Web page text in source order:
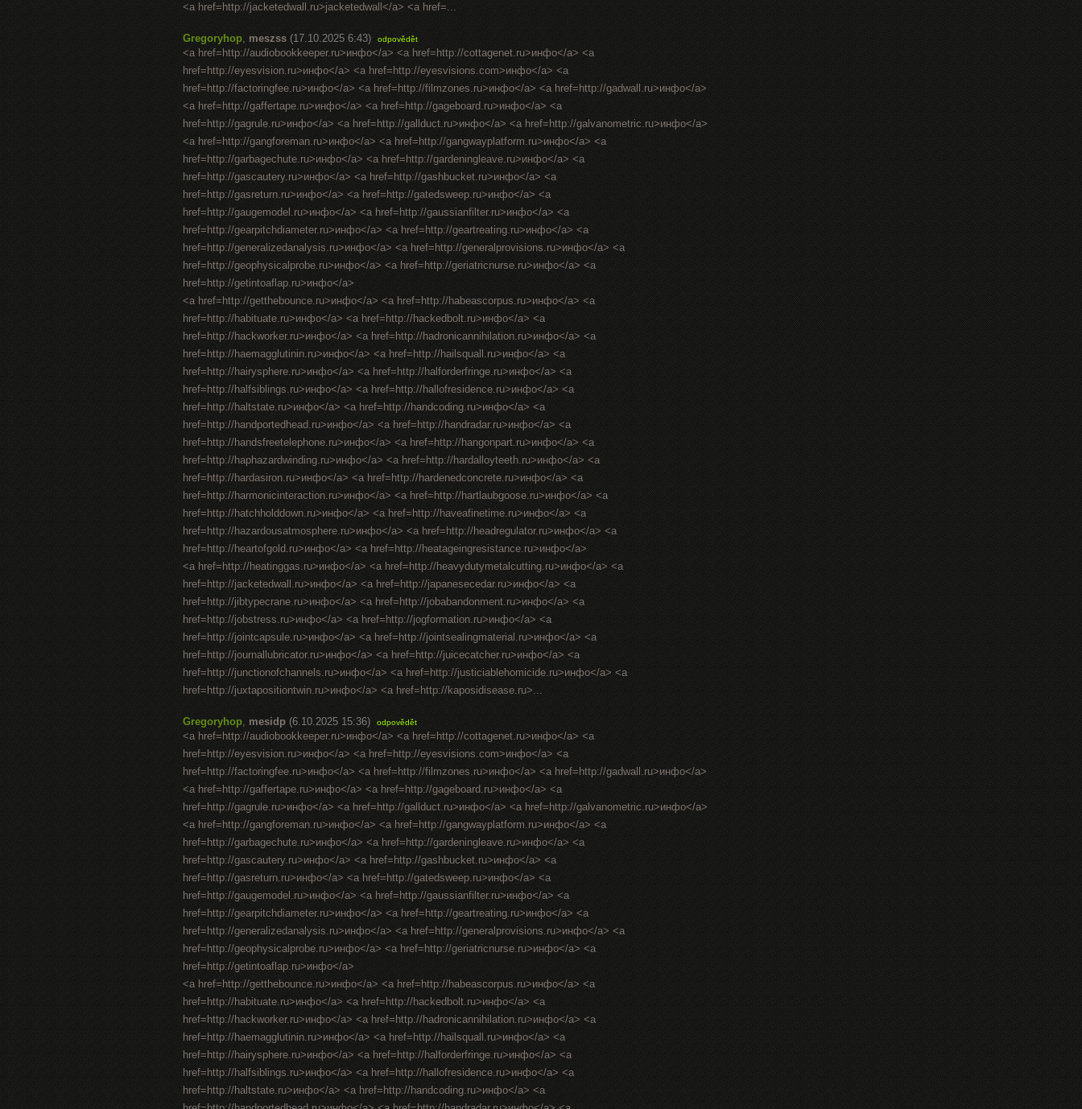
<a href=http://jacketedwall.ru>jacketedwall</a> <a href=...
Gregoryhop, meszss (17.10.2025 6:43) odpovědět
<a href=http://audiobookkeeper.ru>инфо</a> <a href=http://cottagenet.ru>инфо</a> <a
href=http://eyesvision.ru>инфо</a> <a href=http://eyesvisions.com>инфо</a> <a
href=http://factoringfee.ru>инфо</a> <a href=http://filmzones.ru>инфо</a> <a href=http://gadwall.ru>инфо</a>
<a href=http://gaffertape.ru>инфо</a> <a href=http://gageboard.ru>инфо</a> <a
href=http://gagrule.ru>инфо</a> <a href=http://gallduct.ru>инфо</a> <a href=http://galvanometric.ru>инфо</a>
<a href=http://gangforeman.ru>инфо</a> <a href=http://gangwayplatform.ru>инфо</a> <a
href=http://garbagechute.ru>инфо</a> <a href=http://gardeningleave.ru>инфо</a> <a
href=http://gascautery.ru>инфо</a> <a href=http://gashbucket.ru>инфо</a> <a
href=http://gasreturn.ru>инфо</a> <a href=http://gatedsweep.ru>инфо</a> <a
href=http://gaugemodel.ru>инфо</a> <a href=http://gaussianfilter.ru>инфо</a> <a
href=http://gearpitchdiameter.ru>инфо</a> <a href=http://geartreating.ru>инфо</a> <a
href=http://generalizedanalysis.ru>инфо</a> <a href=http://generalprovisions.ru>инфо</a> <a
href=http://geophysicalprobe.ru>инфо</a> <a href=http://geriatricnurse.ru>инфо</a> <a
href=http://getintoaflap.ru>инфо</a>
<a href=http://getthebounce.ru>инфо</a> <a href=http://habeascorpus.ru>инфо</a> <a
href=http://habituate.ru>инфо</a> <a href=http://hackedbolt.ru>инфо</a> <a
href=http://hackworker.ru>инфо</a> <a href=http://hadronicannihilation.ru>инфо</a> <a
href=http://haemagglutinin.ru>инфо</a> <a href=http://hailsquall.ru>инфо</a> <a
href=http://hairysphere.ru>инфо</a> <a href=http://halforderfringe.ru>инфо</a> <a
href=http://halfsiblings.ru>инфо</a> <a href=http://hallofresidence.ru>инфо</a> <a
href=http://haltstate.ru>инфо</a> <a href=http://handcoding.ru>инфо</a> <a
href=http://handportedhead.ru>инфо</a> <a href=http://handradar.ru>инфо</a> <a
href=http://handsfreetelephone.ru>инфо</a> <a href=http://hangonpart.ru>инфо</a> <a
href=http://haphazardwinding.ru>инфо</a> <a href=http://hardalloyteeth.ru>инфо</a> <a
href=http://hardasiron.ru>инфо</a> <a href=http://hardenedconcrete.ru>инфо</a> <a
href=http://harmonicinteraction.ru>инфо</a> <a href=http://hartlaubgoose.ru>инфо</a> <a
href=http://hatchholddown.ru>инфо</a> <a href=http://haveafinetime.ru>инфо</a> <a
href=http://hazardousatmosphere.ru>инфо</a> <a href=http://headregulator.ru>инфо</a> <a
href=http://heartofgold.ru>инфо</a> <a href=http://heatageingresistance.ru>инфо</a>
<a href=http://heatinggas.ru>инфо</a> <a href=http://heavydutymetalcutting.ru>инфо</a> <a
href=http://jacketedwall.ru>инфо</a> <a href=http://japanesecedar.ru>инфо</a> <a
href=http://jibtypecrane.ru>инфо</a> <a href=http://jobabandonment.ru>инфо</a> <a
href=http://jobstress.ru>инфо</a> <a href=http://jogformation.ru>инфо</a> <a
href=http://jointcapsule.ru>инфо</a> <a href=http://jointsealingmaterial.ru>инфо</a> <a
href=http://journallubricator.ru>инфо</a> <a href=http://juicecatcher.ru>инфо</a> <a
href=http://junctionofchannels.ru>инфо</a> <a href=http://justiciablehomicide.ru>инфо</a> <a
href=http://juxtapositiontwin.ru>инфо</a> <a href=http://kaposidisease.ru>...
Gregoryhop, mesidp (6.10.2025 15:36) odpovědět
<a href=http://audiobookkeeper.ru>инфо</a> <a href=http://cottagenet.ru>инфо</a> <a
href=http://eyesvision.ru>инфо</a> <a href=http://eyesvisions.com>инфо</a> <a
href=http://factoringfee.ru>инфо</a> <a href=http://filmzones.ru>инфо</a> <a href=http://gadwall.ru>инфо</a>
<a href=http://gaffertape.ru>инфо</a> <a href=http://gageboard.ru>инфо</a> <a
href=http://gagrule.ru>инфо</a> <a href=http://gallduct.ru>инфо</a> <a href=http://galvanometric.ru>инфо</a>
<a href=http://gangforeman.ru>инфо</a> <a href=http://gangwayplatform.ru>инфо</a> <a
href=http://garbagechute.ru>инфо</a> <a href=http://gardeningleave.ru>инфо</a> <a
href=http://gascautery.ru>инфо</a> <a href=http://gashbucket.ru>инфо</a> <a
href=http://gasreturn.ru>инфо</a> <a href=http://gatedsweep.ru>инфо</a> <a
href=http://gaugemodel.ru>инфо</a> <a href=http://gaussianfilter.ru>инфо</a> <a
href=http://gearpitchdiameter.ru>инфо</a> <a href=http://geartreating.ru>инфо</a> <a
href=http://generalizedanalysis.ru>инфо</a> <a href=http://generalprovisions.ru>инфо</a> <a
href=http://geophysicalprobe.ru>инфо</a> <a href=http://geriatricnurse.ru>инфо</a> <a
href=http://getintoaflap.ru>инфо</a>
<a href=http://getthebounce.ru>инфо</a> <a href=http://habeascorpus.ru>инфо</a> <a
href=http://habituate.ru>инфо</a> <a href=http://hackedbolt.ru>инфо</a> <a
href=http://hackworker.ru>инфо</a> <a href=http://hadronicannihilation.ru>инфо</a> <a
href=http://haemagglutinin.ru>инфо</a> <a href=http://hailsquall.ru>инфо</a> <a
href=http://hairysphere.ru>инфо</a> <a href=http://halforderfringe.ru>инфо</a> <a
href=http://halfsiblings.ru>инфо</a> <a href=http://hallofresidence.ru>инфо</a> <a
href=http://haltstate.ru>инфо</a> <a href=http://handcoding.ru>инфо</a> <a